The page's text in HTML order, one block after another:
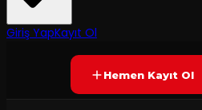
Giriş YapKayıt OlYAKINDA
Hemen Kayıt Ol